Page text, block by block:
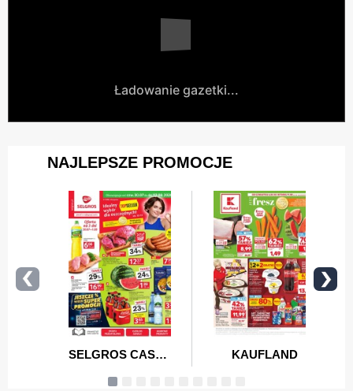
Ładowanie gazetki...